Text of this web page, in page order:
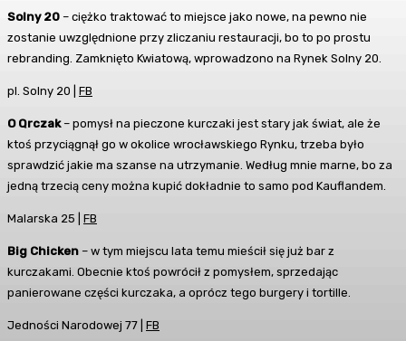
Solny 20 – ciężko traktować to miejsce jako nowe, na pewno nie
zostanie uwzględnione przy zliczaniu restauracji, bo to po prostu
rebranding. Zamknięto Kwiatową, wprowadzono na Rynek Solny 20.
pl. Solny 20 | FB
O Qrczak– pomysł na pieczone kurczaki jest stary jak świat, ale że
ktoś przyciągnął go w okolice wrocławskiego Rynku, trzeba było
sprawdzić jakie ma szanse na utrzymanie. Według mnie marne, bo za
jedną trzecią ceny można kupić dokładnie to samo pod Kauflandem.
Malarska 25 | FB
Big Chicken – w tym miejscu lata temu mieścił się już bar z
kurczakami. Obecnie ktoś powrócił z pomysłem, sprzedając
panierowane części kurczaka, a oprócz tego burgery i tortille.
Jedności Narodowej 77 | FB